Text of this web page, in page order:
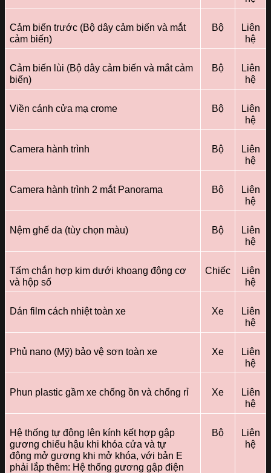
Cảm biến trước (Bộ dây cảm biến và mắt
cảm biến)
Bộ
Liên
hệ
Cảm biến lùi (Bộ dây cảm biến và mắt cảm
biến)
Bộ
Liên
hệ
Viền cánh cửa mạ crome Bộ
Liên
hệ
Camera hành trình Bộ
Liên
hệ
Camera hành trình 2 mắt Panorama Bộ
Liên
hệ
Nệm ghế da (tùy chọn màu) Bộ
Liên
hệ
Tấm chắn hợp kim dưới khoang động cơ
và hộp số
Chiếc
Liên
hệ
Dán film cách nhiệt toàn xe Xe
Liên
hệ
Phủ nano (Mỹ) bảo vệ sơn toàn xe Xe
Liên
hệ
Phun plastic gầm xe chống ồn và chống rỉ Xe
Liên
hệ
Hệ thống tự động lên kính kết hợp gập
gương chiếu hậu khi khóa cửa và tự
động mở gương khi mở khóa, với bản E
phải lắp thêm: Hệ thống gương gập điện
Bộ
Liên
hệ